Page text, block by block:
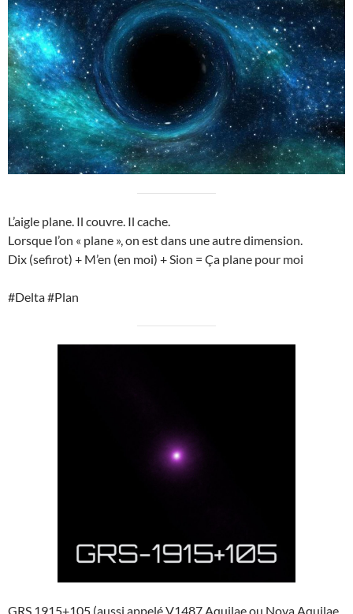
L’aigle plane. Il couvre. Il cache.
Lorsque l’on « plane », on est dans une autre dimension.
Dix (sefirot) + M’en (en moi) + Sion = Ça plane pour moi
#Delta #Plan
GRS 1915+105 (aussi appelé V1487 Aquilae ou Nova Aquilae